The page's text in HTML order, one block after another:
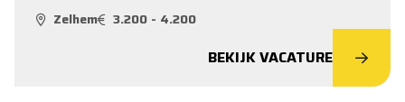
Zelhem 3.200 - 4.200
BEKIJK VACATURE